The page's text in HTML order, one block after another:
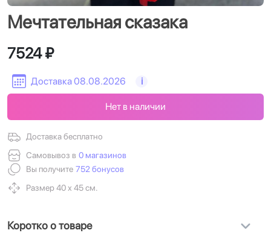
Мечтательная сказака
Доставка 08.08.2026 i
7524 ₽
Доставка бесплатно
Самовывоз в 0 магазинов
Вы получите 752 бонусов
Размер 40 х 45 см.
Нет в наличии
Коротко о товаре